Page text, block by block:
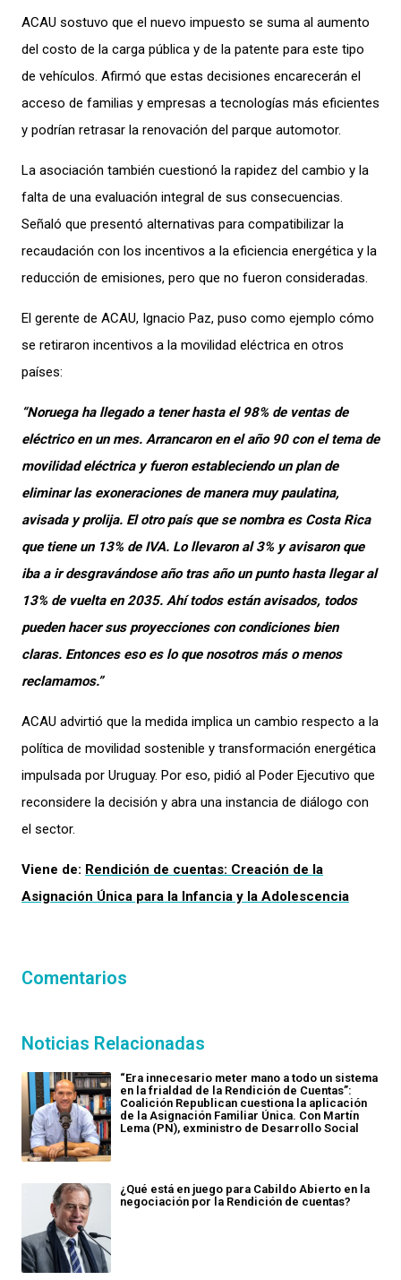
ACAU sostuvo que el nuevo impuesto se suma al aumento
del costo de la carga pública y de la patente para este tipo
de vehículos. Afirmó que estas decisiones encarecerán el
acceso de familias y empresas a tecnologías más eficientes
y podrían retrasar la renovación del parque automotor.
La asociación también cuestionó la rapidez del cambio y la
falta de una evaluación integral de sus consecuencias.
Señaló que presentó alternativas para compatibilizar la
recaudación con los incentivos a la eficiencia energética y la
reducción de emisiones, pero que no fueron consideradas.
El gerente de ACAU, Ignacio Paz, puso como ejemplo cómo
se retiraron incentivos a la movilidad eléctrica en otros
países:
“Noruega ha llegado a tener hasta el 98% de ventas de
eléctrico en un mes. Arrancaron en el año 90 con el tema de
movilidad eléctrica y fueron estableciendo un plan de
eliminar las exoneraciones de manera muy paulatina,
avisada y prolija. El otro país que se nombra es Costa Rica
que tiene un 13% de IVA. Lo llevaron al 3% y avisaron que
iba a ir desgravándose año tras año un punto hasta llegar al
13% de vuelta en 2035. Ahí todos están avisados, todos
pueden hacer sus proyecciones con condiciones bien
claras. Entonces eso es lo que nosotros más o menos
reclamamos.”
ACAU advirtió que la medida implica un cambio respecto a la
política de movilidad sostenible y transformación energética
impulsada por Uruguay. Por eso, pidió al Poder Ejecutivo que
reconsidere la decisión y abra una instancia de diálogo con
el sector.
Viene de: Rendición de cuentas: Creación de la
Asignación Única para la Infancia y la Adolescencia
Comentarios
Noticias Relacionadas
“Era innecesario meter mano a todo un sistema
en la frialdad de la Rendición de Cuentas”:
Coalición Republican cuestiona la aplicación
de la Asignación Familiar Única. Con Martín
Lema (PN), exministro de Desarrollo Social
¿Qué está en juego para Cabildo Abierto en la
negociación por la Rendición de cuentas?